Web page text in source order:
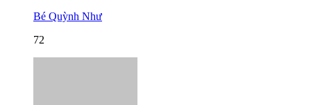
Bé Quỳnh Như
72